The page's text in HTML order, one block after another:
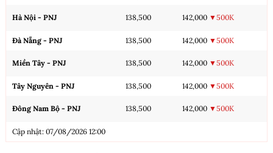
Hà Nội - PNJ 138,500 142,000 ▼500K
Đà Nẵng - PNJ 138,500 142,000 ▼500K
Miền Tây - PNJ 138,500 142,000 ▼500K
Tây Nguyên - PNJ 138,500 142,000 ▼500K
Đông Nam Bộ - PNJ 138,500 142,000 ▼500K
Cập nhật: 07/08/2026 12:00